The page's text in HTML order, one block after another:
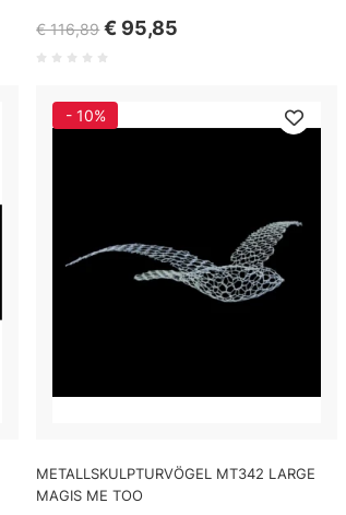
€ 116,89 € 95,85
- 10%
METALLSKULPTURVÖGEL MT342 LARGE
MAGIS ME TOO